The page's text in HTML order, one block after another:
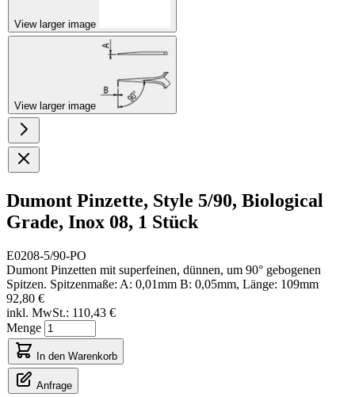
View larger image
View larger image
Dumont Pinzette, Style 5/90, Biological
Grade, Inox 08, 1 Stück
E0208-5/90-PO
Dumont Pinzetten mit superfeinen, dünnen, um 90° gebogenen
Spitzen. Spitzenmaße: A: 0,01mm B: 0,05mm, Länge: 109mm
92,80 €
inkl. MwSt.: 110,43 €
Menge
In den Warenkorb
Anfrage